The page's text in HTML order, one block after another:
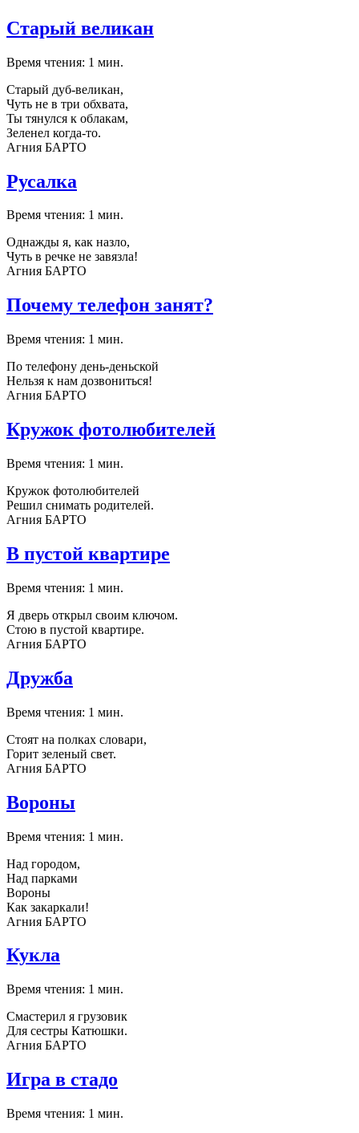
Старый великан
Время чтения: 1 мин.
Старый дуб-великан,
Чуть не в три обхвата,
Ты тянулся к облакам,
Зеленел когда-то.
Агния БАРТО
Русалка
Время чтения: 1 мин.
Однажды я, как назло,
Чуть в речке не завязла!
Агния БАРТО
Почему телефон занят?
Время чтения: 1 мин.
По телефону день-деньской
Нельзя к нам дозвониться!
Агния БАРТО
Кружок фотолюбителей
Время чтения: 1 мин.
Кружок фотолюбителей
Решил снимать родителей.
Агния БАРТО
В пустой квартире
Время чтения: 1 мин.
Я дверь открыл своим ключом.
Стою в пустой квартире.
Агния БАРТО
Дружба
Время чтения: 1 мин.
Стоят на полках словари,
Горит зеленый свет.
Агния БАРТО
Вороны
Время чтения: 1 мин.
Над городом,
Над парками
Вороны
Как закаркали!
Агния БАРТО
Кукла
Время чтения: 1 мин.
Смастерил я грузовик
Для сестры Катюшки.
Агния БАРТО
Игра в стадо
Время чтения: 1 мин.